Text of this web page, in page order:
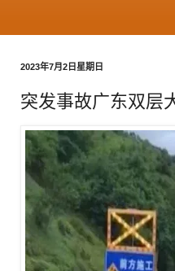
2023年7月2日星期日
突发事故广东双层